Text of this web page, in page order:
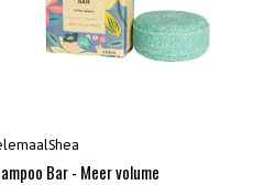
Bar - Meer volume